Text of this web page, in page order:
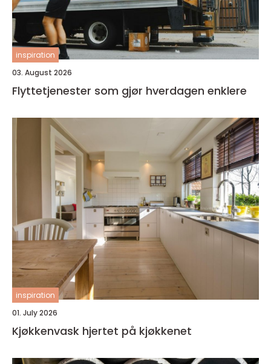
inspiration
03. August 2026
Flyttetjenester som gjør hverdagen enklere
inspiration
01. July 2026
Kjøkkenvask hjertet på kjøkkenet